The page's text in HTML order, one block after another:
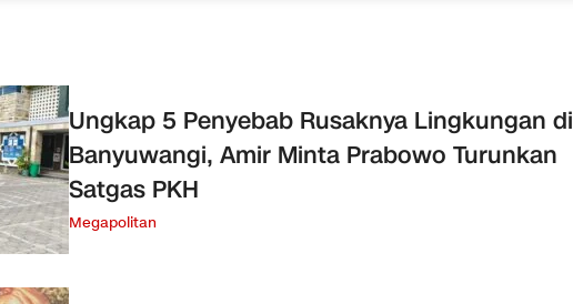
Ungkap 5 Penyebab Rusaknya Lingkungan di
Banyuwangi, Amir Minta Prabowo Turunkan
Satgas PKH
Megapolitan